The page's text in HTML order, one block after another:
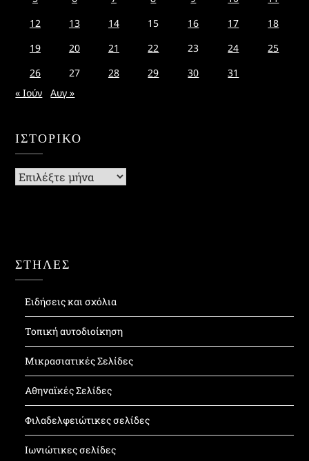
12
13 14 15 16 17
18
19
20 21 22 23 24
25
26
27 28 29 30
31
« Ιούν
Αυγ »
ΙΣΤΟΡΙΚΌ
Ιστορικό
ΣΤΗΛΕΣ
Ειδήσεις και σχόλια
Τοπική αυτοδιοίκηση
Μικρασιατικές Σελίδες
Αθηναϊκές Σελίδες
Φιλαδελφειώτικες σελίδες
Ιωνιώτικες σελίδες